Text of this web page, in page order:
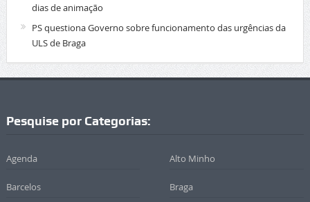
dias de animação
PS questiona Governo sobre funcionamento das urgências da
ULS de Braga
Pesquise por Categorias:
Agenda Alto Minho
Barcelos Braga